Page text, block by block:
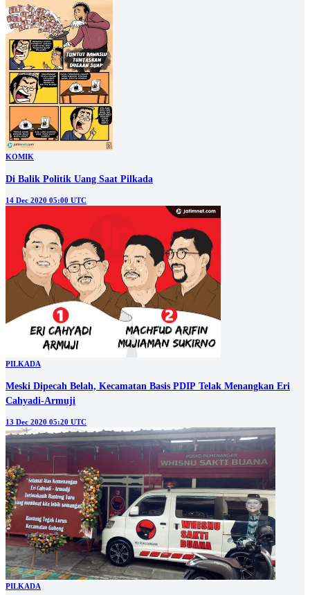
KOMIK
Di Balik Politik Uang Saat Pilkada
14 Dec 2020 05:00 UTC
PILKADA
Meski Dipecah Belah, Kecamatan Basis PDIP Telak Menangkan Eri
Cahyadi-Armuji
13 Dec 2020 05:20 UTC
PILKADA